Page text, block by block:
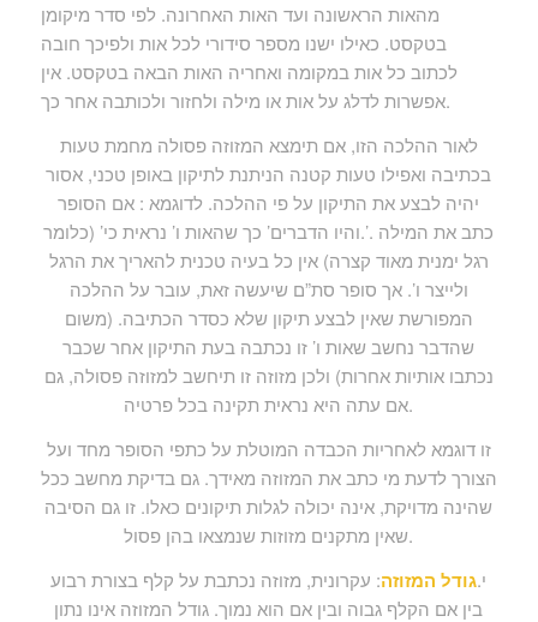
מהאות הראשונה ועד האות האחרונה. לפי סדר מיקומן
בטקסט. כאילו ישנו מספר סידורי לכל אות ולפיכך חובה
לכתוב כל אות במקומה ואחריה האות הבאה בטקסט. אין
אפשרות לדלג על אות או מילה ולחזור ולכותבה אחר כך.
לאור ההלכה הזו, אם תימצא המזוזה פסולה מחמת טעות
בכתיבה ואפילו טעות קטנה הניתנת לתיקון באופן טכני, אסור
יהיה לבצע את התיקון על פי ההלכה. לדוגמא : אם הסופר
כתב את המילה .’.והיו הדברים’ כך שהאות ו’ נראית כי’ (כלומר
רגל ימנית מאוד קצרה) אין כל בעיה טכנית להאריך את הרגל
ולייצר ו’. אך סופר סת”ם שיעשה זאת, עובר על ההלכה
המפורשת שאין לבצע תיקון שלא כסדר הכתיבה. (משום
שהדבר נחשב שאות ו’ זו נכתבה בעת התיקון אחר שכבר
נכתבו אותיות אחרות) ולכן מזוזה זו תיחשב למזוזה פסולה, גם
אם עתה היא נראית תקינה בכל פרטיה.
זו דוגמא לאחריות הכבדה המוטלת על כתפי הסופר מחד ועל
הצורך לדעת מי כתב את המזוזה מאידך. גם בדיקת מחשב ככל
שהינה מדויקת, אינה יכולה לגלות תיקונים כאלו. זו גם הסיבה
שאין מתקנים מזוזות שנמצאו בהן פסול.
י.גודל המזוזה: עקרונית, מזוזה נכתבת על קלף בצורת רבוע
בין אם הקלף גבוה ובין אם הוא נמוך. גודל המזוזה אינו נתון